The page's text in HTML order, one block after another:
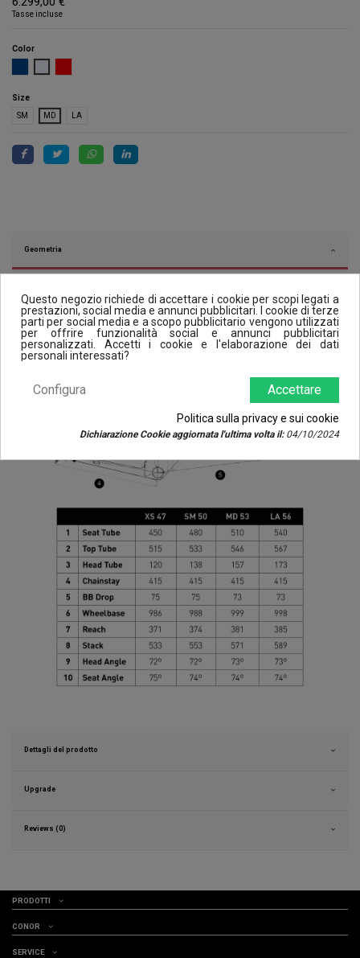
Tasse incluse
Color
Size
SM
MD LA
Geometria
Dettagli del prodotto
Upgrade
Reviews (0)
PRODOTTI
CONOR
SERVICE
Questo negozio richiede di accettare i cookie per scopi legati a
prestazioni, social media e annunci pubblicitari. I cookie di terze
parti per social media e a scopo pubblicitario vengono utilizzati
per offrire funzionalità social e annunci pubblicitari
personalizzati. Accetti i cookie e l'elaborazione dei dati
personali interessati?
Accettare
Configura
Politica sulla privacy e sui cookie
Dichiarazione Cookie aggiornata l'ultima volta il:04/10/2024